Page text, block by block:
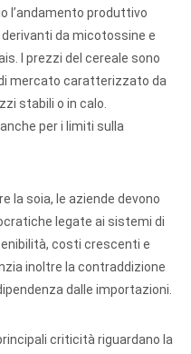
l’andamento produttivo
da micotossine e
I prezzi del cereale sono
mercato caratterizzato da
stabili o in calo.
per i limiti sulla
la soia, le aziende devono
legate ai sistemi di
costi crescenti e
inoltre la contraddizione
dalle importazioni.
criticità riguardano la